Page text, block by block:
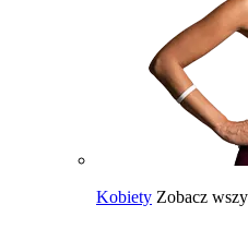
Kobiety Zobacz